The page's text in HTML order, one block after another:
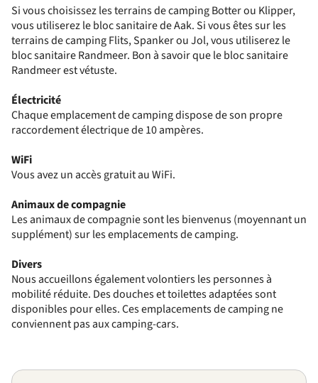
Si vous choisissez les terrains de camping Botter ou Klipper,
vous utiliserez le bloc sanitaire de Aak. Si vous êtes sur les
terrains de camping Flits, Spanker ou Jol, vous utiliserez le
bloc sanitaire Randmeer. Bon à savoir que le bloc sanitaire
Randmeer est vétuste.
Électricité
Chaque emplacement de camping dispose de son propre
raccordement électrique de 10 ampères.
WiFi
Vous avez un accès gratuit au WiFi.
Animauxde compagnie
Les animaux de compagnie sont les bienvenus (moyennant un
supplément) sur les emplacements de camping.
Divers
Nous accueillons également volontiers les personnes à
mobilité réduite. Des douches et toilettes adaptées sont
disponibles pour elles. Ces emplacements de camping ne
conviennent pas aux camping-cars.